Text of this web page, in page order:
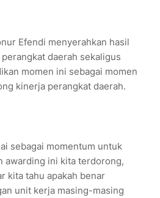
Efendi menyerahkan hasil
daerah sekaligus
momen ini sebagai momen
kinerja perangkat daerah.
sebagai momentum untuk
awarding ini kita terdorong,
kita tahu apakah benar
unit kerja masing-masing